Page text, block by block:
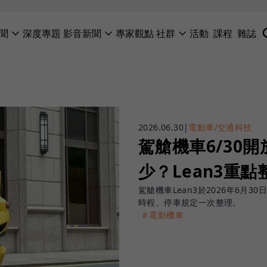
深度專題 影音新聞 專家觀點社群 活動 課程 雜誌
2026.06.30| 電動車/交通科技
駕艙機車6/30開
少？Lean3重點
駕艙機車Lean3於2026年6月30
時程、停車規定一次整理。
＃電動機車